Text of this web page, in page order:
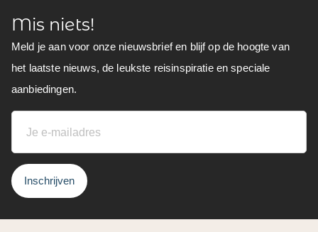
Mis niets!
Meld je aan voor onze nieuwsbrief en blijf op de hoogte van
het laatste nieuws, de leukste reisinspiratie en speciale
aanbiedingen.
Inschrijven